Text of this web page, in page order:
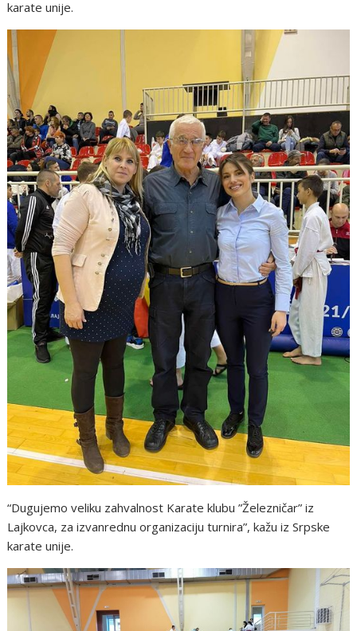
karate unije.
“Dugujemo veliku zahvalnost Karate klubu ”Železničar” iz
Lajkovca, za izvanrednu organizaciju turnira”, kažu iz Srpske
karate unije.